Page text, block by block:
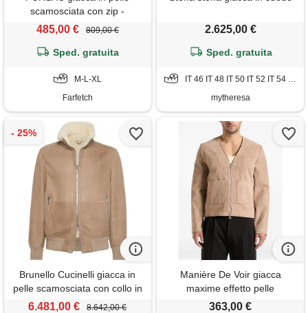
scamosciata con zip -
marrone
485,00 € 809,00 €
Sped. gratuita
M-L-XL
Farfetch
2.625,00 €
Sped. gratuita
IT 46 IT 48 IT 50 IT 52 IT 54 IT 56
mytheresa
Brunello Cucinelli giacca in
pelle scamosciata con collo in
shearling - marrone
6.481,00 € 8.642,00 €
Manière De Voir giacca
maxime effetto pelle
scamosciata con zip e
363,00 €